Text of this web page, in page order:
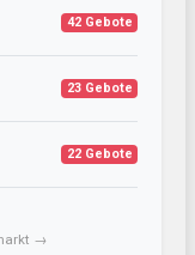
42 Gebote
23 Gebote
22 Gebote
→